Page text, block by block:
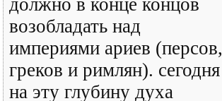
должно в конце концов
возобладать над
империями ариев (персов,
греков и римлян). сегодня
на эту глубину духа